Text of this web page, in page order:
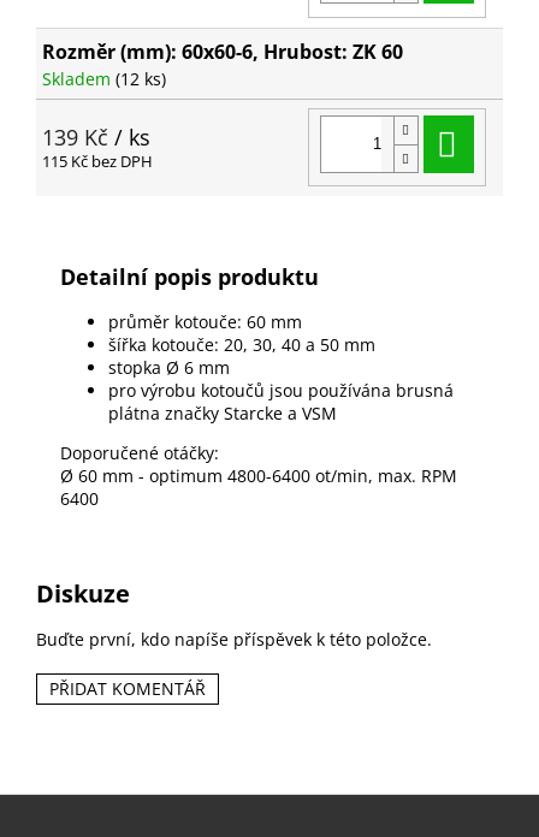
Rozměr (mm): 60x60-6, Hrubost: ZK 60
Skladem (12 ks)
139 Kč / ks
115 Kč bez DPH
Detailní popis produktu
průměr kotouče: 60 mm
šířka kotouče: 20, 30, 40 a 50 mm
stopka Ø 6 mm
pro výrobu kotoučů jsou používána brusná
plátna značky Starcke a VSM
Doporučené otáčky:
Ø 60 mm - optimum 4800-6400 ot/min, max. RPM
6400
Diskuze
Buďte první, kdo napíše příspěvek k této položce.
PŘIDAT KOMENTÁŘ
Z